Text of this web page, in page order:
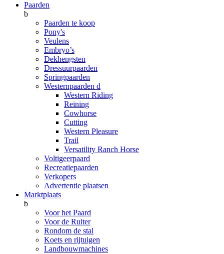
Paarden
b
Paarden te koop
Pony's
Veulens
Embryo’s
Dekhengsten
Dressuurpaarden
Springpaarden
Westernpaarden d
Western Riding
Reining
Cowhorse
Cutting
Western Pleasure
Trail
Versatility Ranch Horse
Voltigeerpaard
Recreatiepaarden
Verkopers
Advertentie plaatsen
Marktplaats
b
Voor het Paard
Voor de Ruiter
Rondom de stal
Koets en rijtuigen
Landbouwmachines